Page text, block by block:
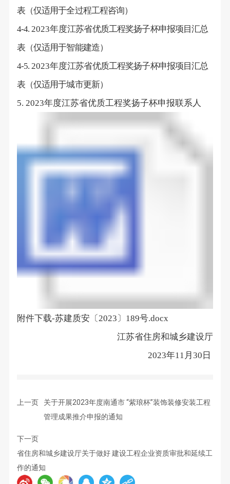
表（仅适用于全过程工程咨询）
4-4. 2023年度江苏省优质工程奖扬子杯申报项目汇总
表（仅适用于智能建造）
4-5. 2023年度江苏省优质工程奖扬子杯申报项目汇总
表（仅适用于城市更新）
5. 2023年度江苏省优质工程奖扬子杯申报联系人
附件下载-苏建质安〔 2023 〕 189号.docx
江苏省住房和城乡建设厅
2023年11 月30日
上一页
关于开展2023年度南通市 “紫琅杯”装饰装修安装工程
管理成果推介申报的通知
下一页
省住房和城乡建设厅关于做好 建设工程企业资质审批和延续工
作的通知